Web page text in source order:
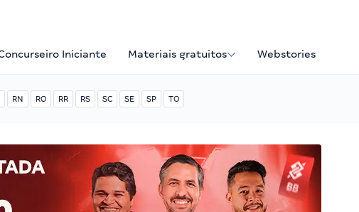
Iniciante Materiais gratuitos Webstories
RN RO RR RS SC SE SP TO